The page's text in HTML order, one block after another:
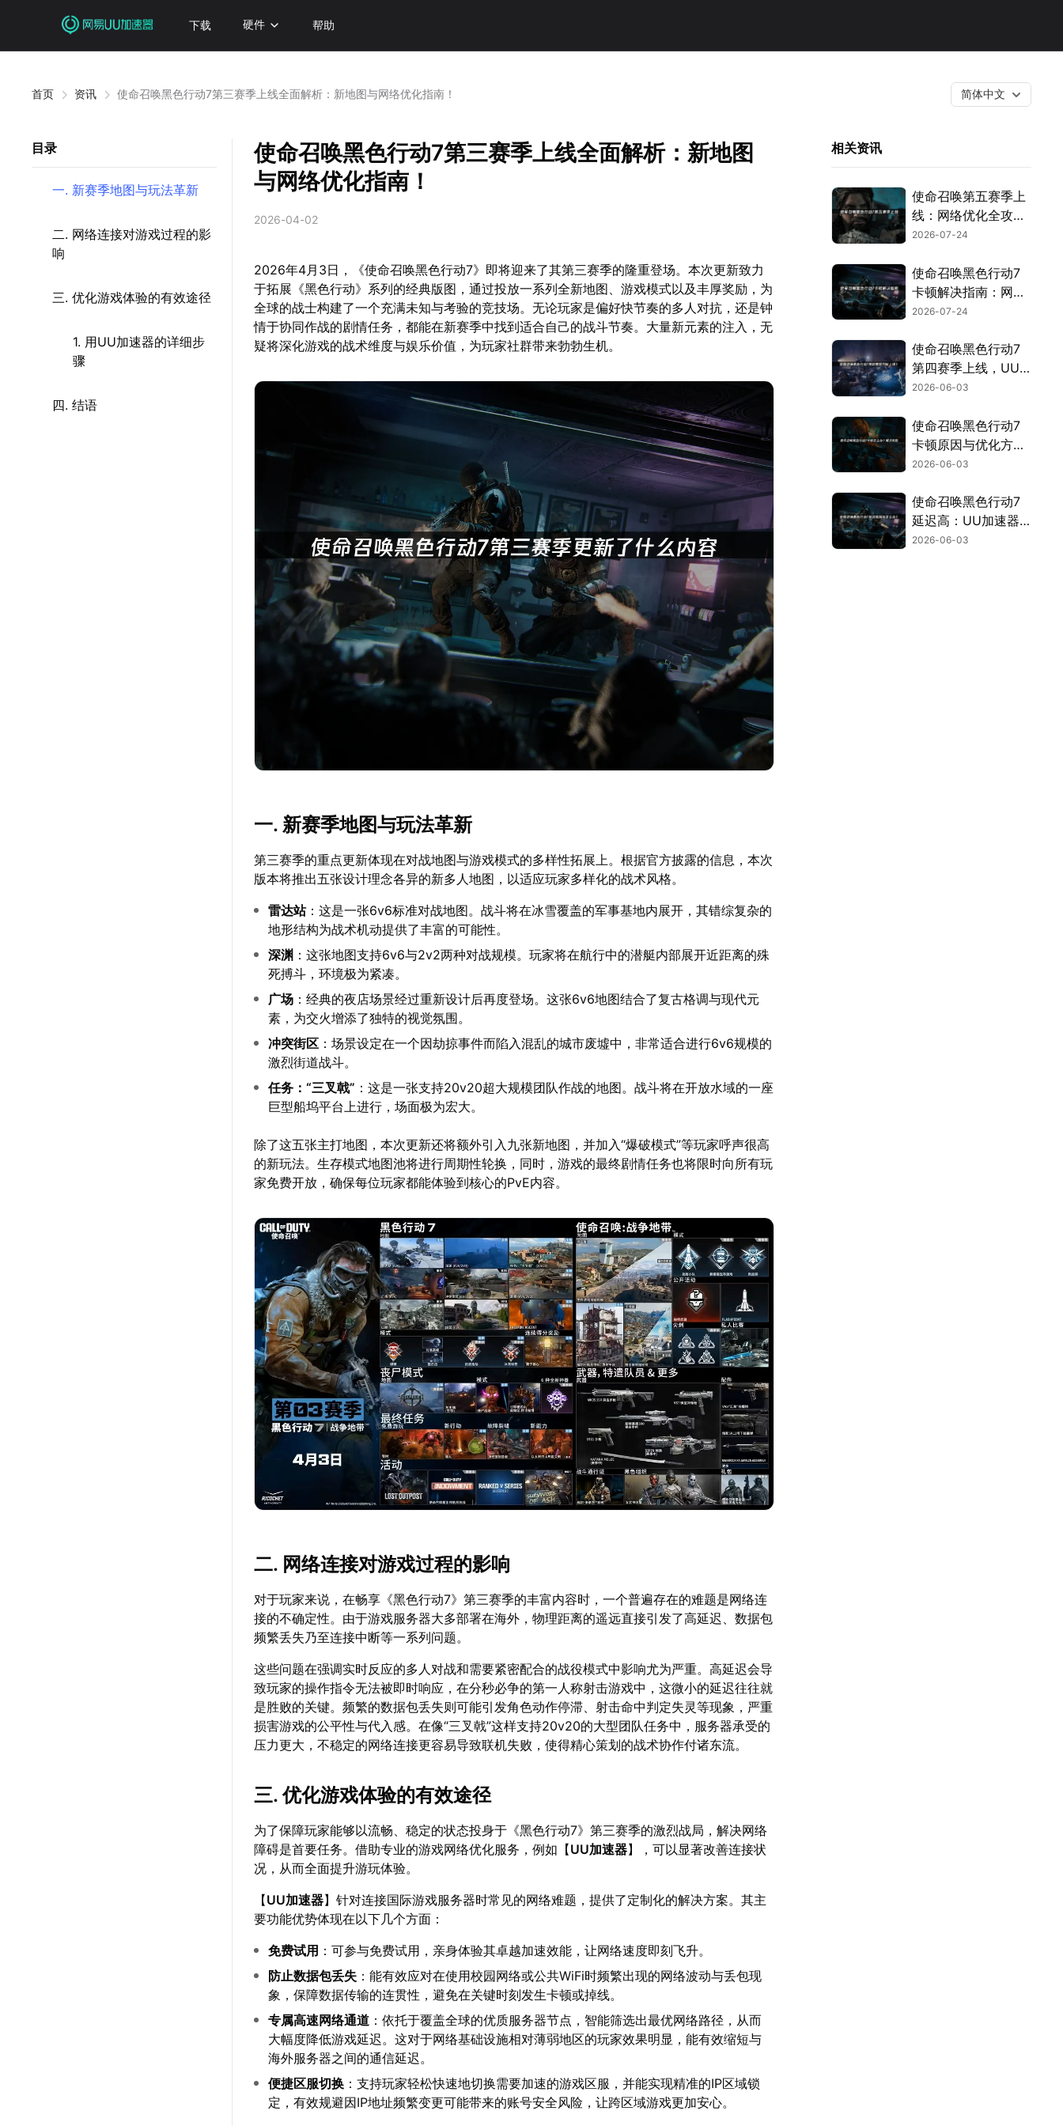
下载 硬件 帮助
首页 资讯 使命召唤黑色行动7第三赛季上线全面解析：新地图与网络优化指南！ 简体中文
目录
一. 新赛季地图与玩法革新
二. 网络连接对游戏过程的影
响
三. 优化游戏体验的有效途径
1. 用UU加速器的详细步
骤
四. 结语
使命召唤黑色行动7第三赛季上线全面解析：新地图
与网络优化指南！
2026-04-02
2026年4月3日，《使命召唤黑色行动7》即将迎来了其第三赛季的隆重登场。本次更新致力
于拓展《黑色行动》系列的经典版图，通过投放一系列全新地图、游戏模式以及丰厚奖励，为
全球的战士构建了一个充满未知与考验的竞技场。无论玩家是偏好快节奏的多人对抗，还是钟
情于协同作战的剧情任务，都能在新赛季中找到适合自己的战斗节奏。大量新元素的注入，无
疑将深化游戏的战术维度与娱乐价值，为玩家社群带来勃勃生机。
一. 新赛季地图与玩法革新
第三赛季的重点更新体现在对战地图与游戏模式的多样性拓展上。根据官方披露的信息，本次
版本将推出五张设计理念各异的新多人地图，以适应玩家多样化的战术风格。
雷达站：这是一张6v6标准对战地图。战斗将在冰雪覆盖的军事基地内展开，其错综复杂的
地形结构为战术机动提供了丰富的可能性。
深渊 ：这张地图支持6v6与2v2两种对战规模。玩家将在航行中的潜艇内部展开近距离的殊
死搏斗，环境极为紧凑。
广场 ：经典的夜店场景经过重新设计后再度登场。这张6v6地图结合了复古格调与现代元
素，为交火增添了独特的视觉氛围。
冲突街区 ：场景设定在一个因劫掠事件而陷入混乱的城市废墟中，非常适合进行6v6规模的
激烈街道战斗。
任务：“三叉戟” ：这是一张支持20v20超大规模团队作战的地图。战斗将在开放水域的一座
巨型船坞平台上进行，场面极为宏大。
除了这五张主打地图，本次更新还将额外引入九张新地图，并加入“爆破模式”等玩家呼声很高
的新玩法。生存模式地图池将进行周期性轮换，同时，游戏的最终剧情任务也将限时向所有玩
家免费开放，确保每位玩家都能体验到核心的PvE内容。
二. 网络连接对游戏过程的影响
对于玩家来说，在畅享《黑色行动7》第三赛季的丰富内容时，一个普遍存在的难题是网络连
接的不确定性。由于游戏服务器大多部署在海外，物理距离的遥远直接引发了高延迟、数据包
频繁丢失乃至连接中断等一系列问题。
这些问题在强调实时反应的多人对战和需要紧密配合的战役模式中影响尤为严重。高延迟会导
致玩家的操作指令无法被即时响应，在分秒必争的第一人称射击游戏中，这微小的延迟往往就
是胜败的关键。频繁的数据包丢失则可能引发角色动作停滞、射击命中判定失灵等现象，严重
损害游戏的公平性与代入感。在像“三叉戟”这样支持20v20的大型团队任务中，服务器承受的
压力更大，不稳定的网络连接更容易导致联机失败，使得精心策划的战术协作付诸东流。
三. 优化游戏体验的有效途径
为了保障玩家能够以流畅、稳定的状态投身于《黑色行动7》第三赛季的激烈战局，解决网络
障碍是首要任务。借助专业的游戏网络优化服务，例如【UU加速器】，可以显著改善连接状
况，从而全面提升游玩体验。
【UU加速器】针对连接国际游戏服务器时常见的网络难题，提供了定制化的解决方案。其主
要功能优势体现在以下几个方面：
免费试用 ：可参与免费试用，亲身体验其卓越加速效能，让网络速度即刻飞升。
防止数据包丢失 ：能有效应对在使用校园网络或公共WiFi时频繁出现的网络波动与丢包现
象，保障数据传输的连贯性，避免在关键时刻发生卡顿或掉线。
专属高速网络通道 ：依托于覆盖全球的优质服务器节点，智能筛选出最优网络路径，从而
大幅度降低游戏延迟。这对于网络基础设施相对薄弱地区的玩家效果明显，能有效缩短与
海外服务器之间的通信延迟。
便捷区服切换 ：支持玩家轻松快速地切换需要加速的游戏区服，并能实现精准的IP区域锁
定，有效规避因IP地址频繁变更可能带来的账号安全风险，让跨区域游戏更加安心。
相关资讯
使命召唤第五赛季上
线：网络优化全攻
略！
2026-07-24
使命召唤黑色行动7
卡顿解决指南：网络
优化全攻略！
2026-07-24
使命召唤黑色行动7
第四赛季上线，UU
加速器助力流畅体
2026-06-03
使命召唤黑色行动7
卡顿原因与优化方法
详解！
2026-06-03
使命召唤黑色行动7
延迟高：UU加速器
解决延迟与掉线！
2026-06-03